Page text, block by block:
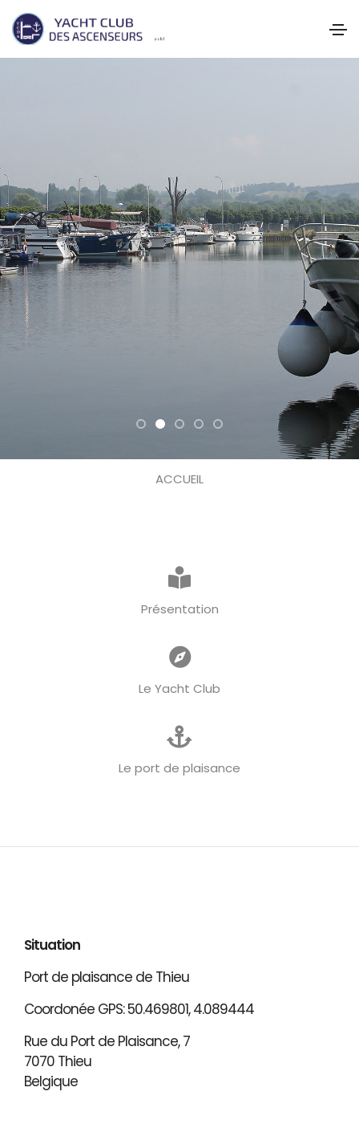
ACCUEIL
Présentation
Le Yacht Club
Le port de plaisance
Situation
Port de plaisance de Thieu
Coordonée GPS: 50.469801, 4.089444
Rue du Port de Plaisance, 7
7070 Thieu
Belgique